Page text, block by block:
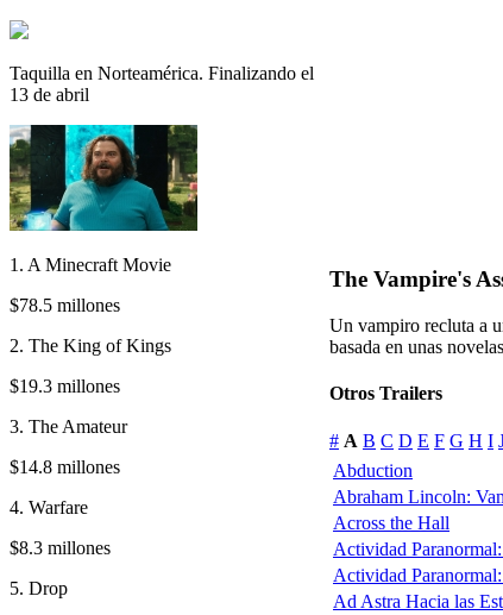
Taquilla en Norteamérica. Finalizando el
13 de abril
1. A Minecraft Movie
$78.5 millones
2. The King of Kings
$19.3 millones
3. The Amateur
$14.8 millones
4. Warfare
$8.3 millones
5. Drop
The Vampire's
Un vampiro recluta a
basada en unas
Otros Trailers
# A B C D E F G H I
Abduction
Abraham Lincoln:
Across the Hall
Actividad
Actividad
Ad Astra Hacia las